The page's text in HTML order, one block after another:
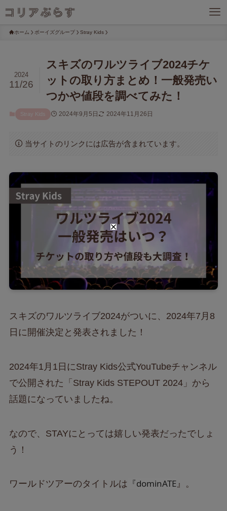
ホーム ボーイズグループ Stray Kids
スキズのワルツライブ2024チケ
ットの取り方まとめ！一般発売い
つかや値段を調べてみた！
2024
11/26
Stray Kids 2024年9月5日 2024年11月26日
当サイトのリンクには広告が含まれています。
スキズのワルツライブ2024がついに、2024年7月8
日に開催決定と発表されました！
2024年1月1日にStray Kids公式YouTubeチャンネル
で公開された「Stray Kids STEPOUT 2024」から
話題になっていましたね。
なので、STAYにとっては嬉しい発表だったでしょ
う！
ワールドツアーのタイトルは 『dominATE』。